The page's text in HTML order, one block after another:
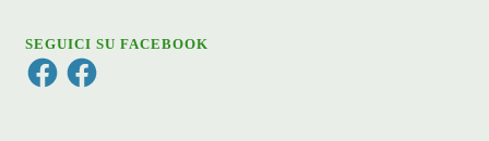
SEGUICI SU FACEBOOK
FacebookFacebook